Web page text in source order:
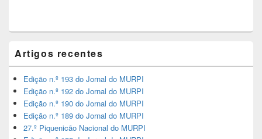
Artigos recentes
Edição n.º 193 do Jornal do MURPI
Edição n.º 192 do Jornal do MURPI
Edição n.º 190 do Jornal do MURPI
Edição n.º 189 do Jornal do MURPI
27.º Piquenicão Nacional do MURPI